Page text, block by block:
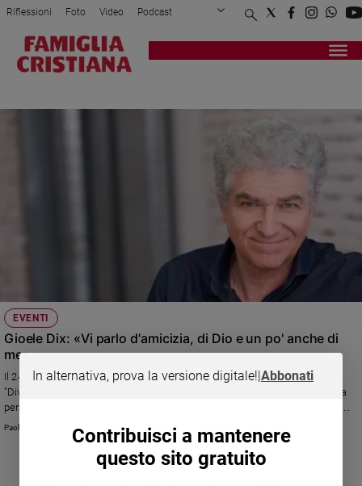
Attualità
Papa
Papa
Chiesa
Chiesa
Fede
Riflessioni Foto Video Podcast
Privacy Policy Chi siamo
Registrati Redazione
EVENTI
Gioele Dix: «Vi parlo d'amicizia, di Dio e un po' anche di
me»
Il 24 agosto l'artista porterà al Meeting di Rimini uno spettacolo inedito,
"Diversi come due gocce d'acqua", in cui racconta il suo rapporto con una
persona che ha avuto un ruolo decisivo nella sua vita e che è scomparsa
prematuramente trent'anni fa.
Paolo Perazzolo
In alternativa, prova la versione digitale!|Abbonati
Contribuisci a mantenere
questo sito gratuito